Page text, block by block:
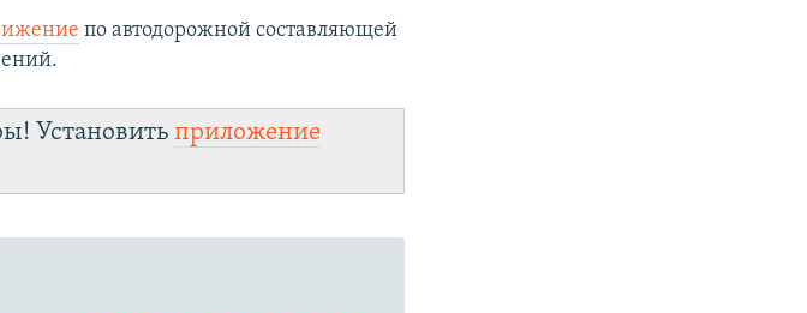
по автодорожной составляющей
Установитьприложение